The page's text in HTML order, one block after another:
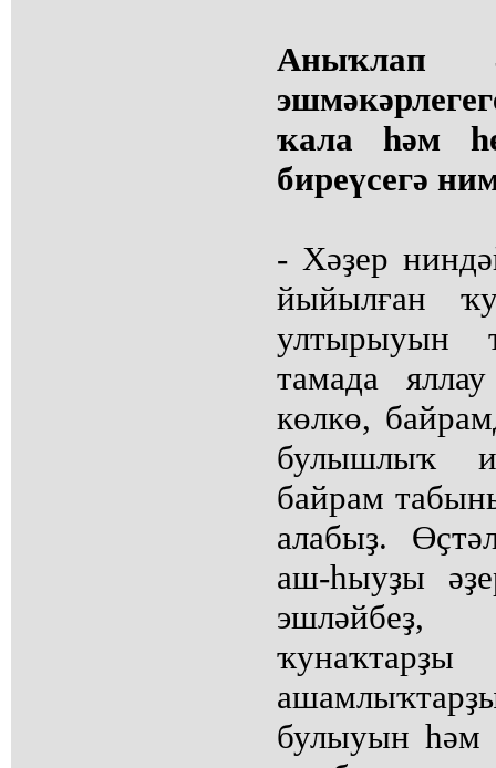
Аныҡлап
ҡала һәм
биреүсегә
- Хәҙер
йыйылған
ултырыуын
тамада
көлкө,
булышлыҡ
байрам
алабыҙ.
аш-һыуҙы
булыуын һәм